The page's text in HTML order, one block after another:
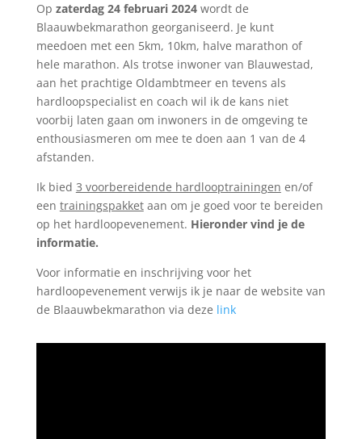
Op zaterdag 24 februari 2024wordt de
Blaauwbekmarathon georganiseerd. Je kunt
meedoen met een 5km, 10km, halve marathon of
hele marathon. Als trotse inwoner van Blauwestad,
aan het prachtige Oldambtmeer en tevens als
hardloopspecialist en coach wil ik de kans niet
voorbij laten gaan om inwoners in de omgeving te
enthousiasmeren om mee te doen aan 1 van de 4
afstanden.
Ik bied 3 voorbereidende hardlooptrainingen en/of
een trainingspakketaan om je goed voor te bereiden
op het hardloopevenement. Hieronder vind je de
informatie.
Voor informatie en inschrijving voor het
hardloopevenement verwijs ik je naar de website van
de Blaauwbekmarathon via deze link